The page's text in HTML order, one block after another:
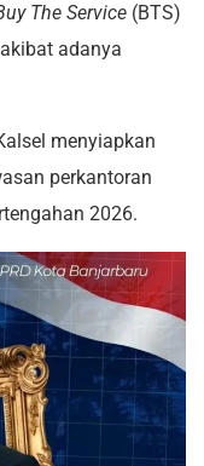
The Service (BTS)
adanya
menyiapkan
perkantoran
2026.